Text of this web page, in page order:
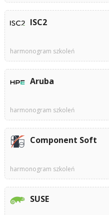
ISC2
harmonogram szkoleń
Aruba
harmonogram szkoleń
Component Soft
harmonogram szkoleń
SUSE